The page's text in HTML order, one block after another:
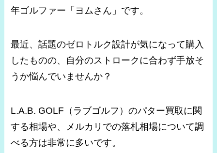
年ゴルファー「ヨムさん」です。
最近、話題のゼロトルク設計が気になって購入
したものの、自分のストロークに合わず手放そ
うか悩んでいませんか？
L.A.B. GOLF（ラブゴルフ）のパター買取に関
する相場や、メルカリでの落札相場について調
べる方は非常に多いです。